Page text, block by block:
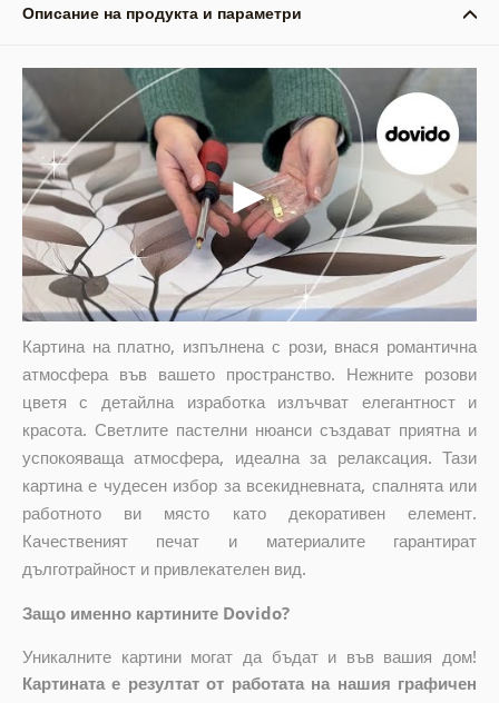
Описание на продукта и параметри
Картина на платно, изпълнена с рози, внася романтична
атмосфера във вашето пространство. Нежните розови
цветя с детайлна изработка излъчват елегантност и
красота. Светлите пастелни нюанси създават приятна и
успокояваща атмосфера, идеална за релаксация. Тази
картина е чудесен избор за всекидневната, спалнята или
работното ви място като декоративен елемент.
Качественият печат и материалите гарантират
дълготрайност и привлекателен вид.
Защо именно картините Dovido?
Уникалните картини могат да бъдат и във вашия дом!
Картината е резултат от работата на нашия графичен